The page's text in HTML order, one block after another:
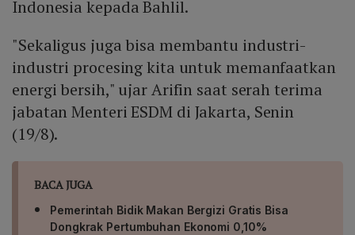
Indonesia kepada Bahlil.
"Sekaligus juga bisa membantu industri-
industri procesing kita untuk memanfaatkan
energi bersih," ujar Arifin saat serah terima
jabatan Menteri ESDM di Jakarta, Senin
(19/8).
BACA JUGA
Pemerintah Bidik Makan Bergizi Gratis Bisa
Dongkrak Pertumbuhan Ekonomi 0,10%